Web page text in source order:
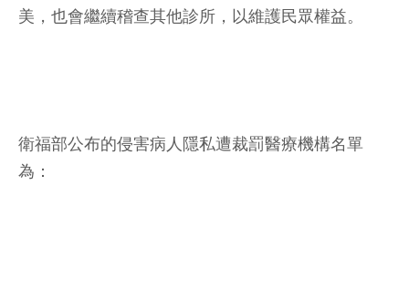
美，也會繼續稽查其他診所，以維護民眾權益。
衛福部公布的侵害病人隱私遭裁罰醫療機構名單
為：